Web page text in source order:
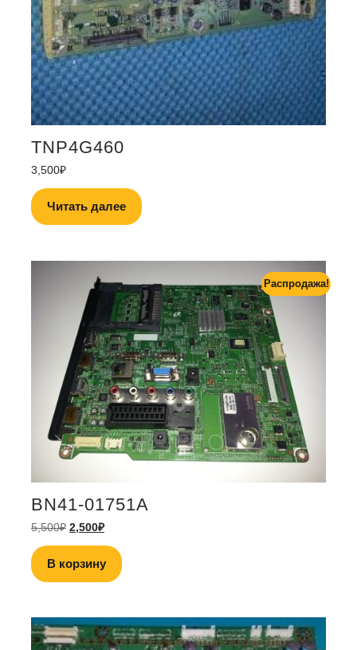
TNP4G460
3,500₽
Читать далее
Распродажа!
BN41-01751A
5,500₽ 2,500₽
В корзину